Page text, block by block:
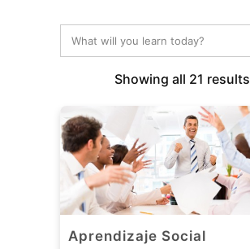
Showing all 21 results
Aprendizaje Social